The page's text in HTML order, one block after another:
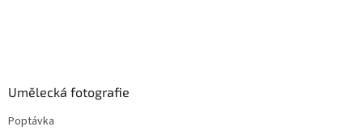
Umělecká fotografie
Poptávka